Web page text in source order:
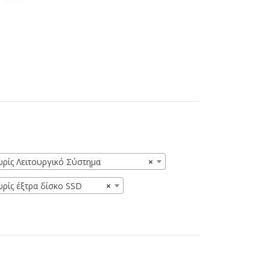
×
Λειτουργικό Σύστημα
×
έξτρα δίσκο SSD